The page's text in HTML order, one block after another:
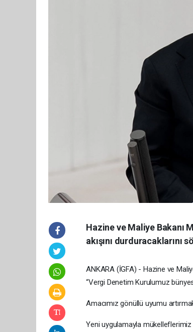
Hazine ve Maliye Bakanı
akışını durduracaklarını
ANKARA (İGFA) - Hazine ve
“Vergi Denetim Kurulumuz
Amacımız gönüllü uyumu
Yeni uygulamayla